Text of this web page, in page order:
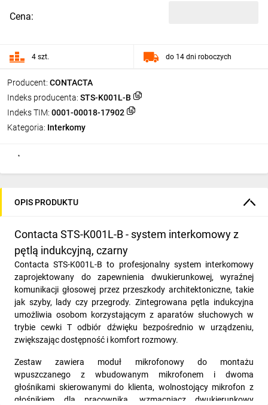
Producent: CONTACTA
Indeks producenta: STS-K001L-B
Indeks TIM: 0001-00018-17902
Kategoria: Interkomy
Cena:
4 szt. do 14 dni roboczych
OPIS PRODUKTU
Contacta STS-K001L-B - system interkomowy z
pętlą indukcyjną, czarny
Contacta STS-K001L-B to profesjonalny system interkomowy
zaprojektowany do zapewnienia dwukierunkowej, wyraźnej
komunikacji głosowej przez przeszkody architektoniczne, takie
jak szyby, lady czy przegrody. Zintegrowana pętla indukcyjna
umożliwia osobom korzystającym z aparatów słuchowych w
trybie cewki T odbiór dźwięku bezpośrednio w urządzeniu,
zwiększając dostępność i komfort rozmowy.
Zestaw zawiera moduł mikrofonowy do montażu
wpuszczanego z wbudowanym mikrofonem i dwoma
głośnikami skierowanymi do klienta, wolnostojący mikrofon z
głośnikiem dla pracownika, wzmacniacz dwukierunkowy